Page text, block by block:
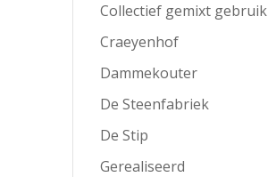
Collectief gemixt gebruik
Craeyenhof
Dammekouter
De Steenfabriek
De Stip
Gerealiseerd